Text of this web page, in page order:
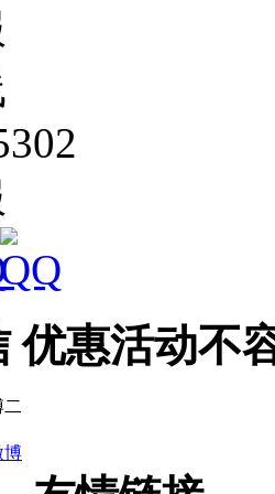
优惠活动不
二